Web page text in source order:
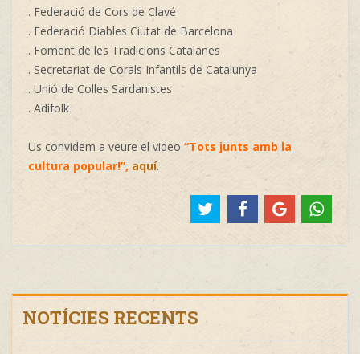
. Federació de Cors de Clavé
. Federació Diables Ciutat de Barcelona
. Foment de les Tradicions Catalanes
. Secretariat de Corals Infantils de Catalunya
. Unió de Colles Sardanistes
. Adifolk
Us convidem a veure el video “Tots junts amb la
cultura popular!”, aquí.
NOTÍCIES RECENTS